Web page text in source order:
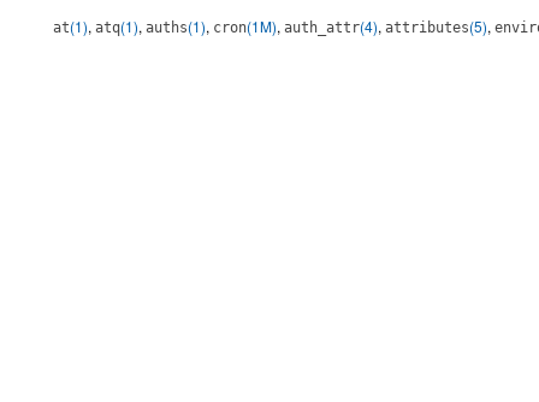
at(1), atq(1), auths(1), cron(1M), auth_attr(4), attributes(5),